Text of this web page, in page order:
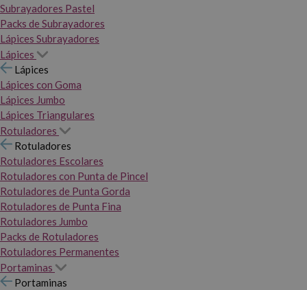
Subrayadores Pastel
Packs de Subrayadores
Lápices Subrayadores
Lápices
Lápices
Lápices con Goma
Lápices Jumbo
Lápices Triangulares
Rotuladores
Rotuladores
Rotuladores Escolares
Rotuladores con Punta de Pincel
Rotuladores de Punta Gorda
Rotuladores de Punta Fina
Rotuladores Jumbo
Packs de Rotuladores
Rotuladores Permanentes
Portaminas
Portaminas